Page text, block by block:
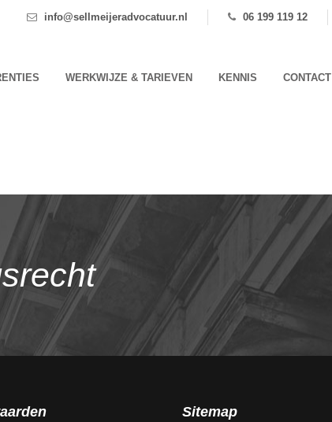
info@sellmeijeradvocatuur.nl 06 199 119 12
WERKWIJZE & TARIEVEN KENNIS CONTACT
Sitemap